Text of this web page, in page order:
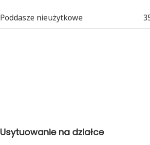
Poddasze nieużytkowe
Usytuowanie na działce